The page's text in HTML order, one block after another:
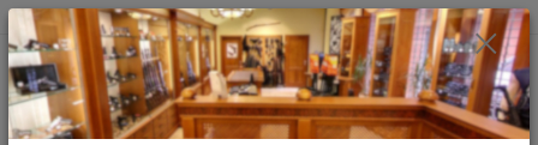
Menu
Hledat
+420 225 375 800